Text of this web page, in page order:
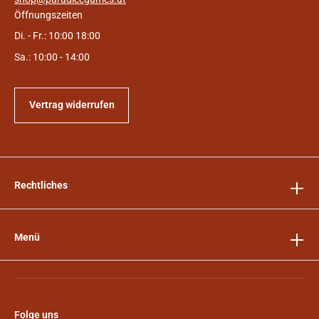
Öffnungszeiten
Di. - Fr.: 10:00 18:00
Sa.: 10:00 - 14:00
Vertrag widerrufen
Rechtliches
Menü
Folge uns